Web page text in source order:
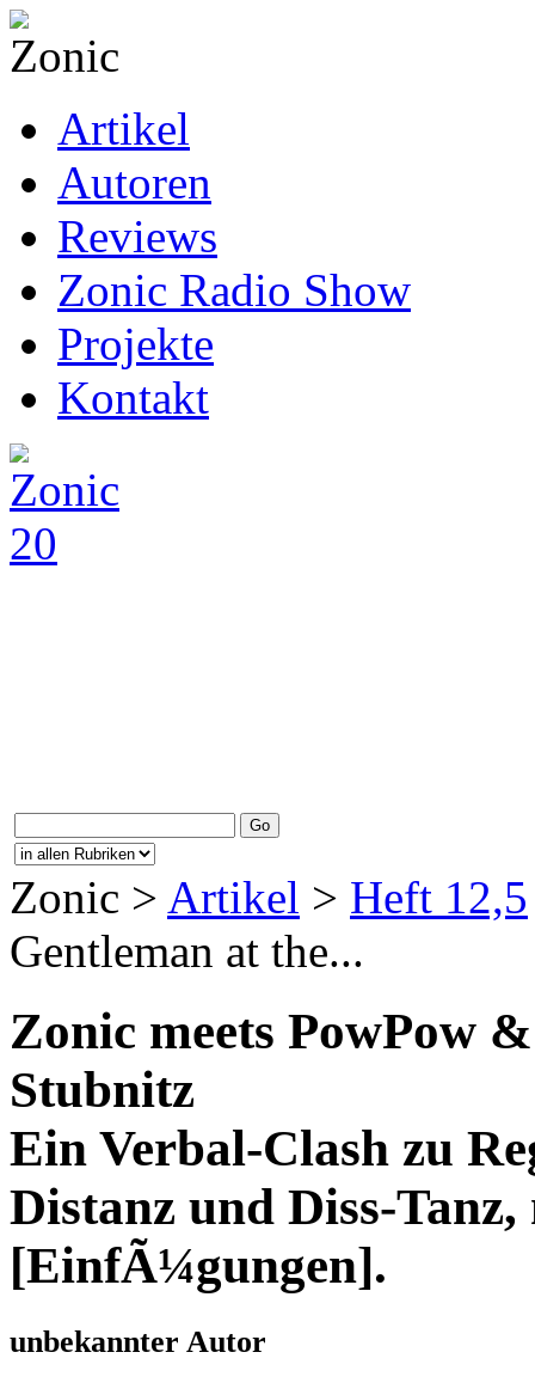
Artikel
Autoren
Reviews
Zonic Radio Show
Projekte
Kontakt
Zonic > Artikel > Heft 12,5
Gentleman at the...
Zonic meets PowPow
Stubnitz
Ein Verbal-Clash zu
Distanz und Diss-
[EinfÃ¼gungen].
unbekannter Autor